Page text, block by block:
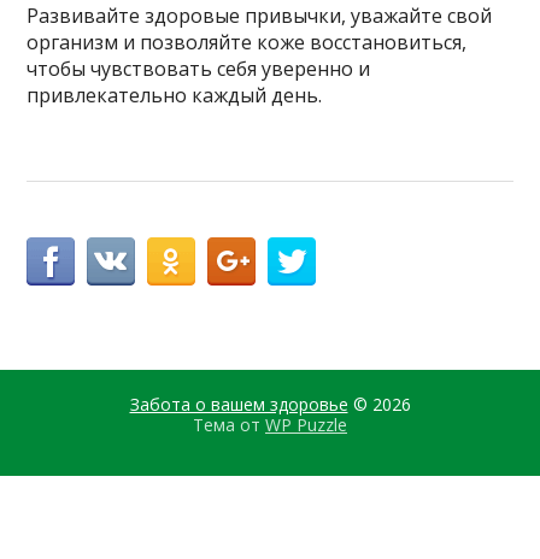
Развивайте здоровые привычки, уважайте свой
организм и позволяйте коже восстановиться,
чтобы чувствовать себя уверенно и
привлекательно каждый день.
Забота о вашем здоровье © 2026
Тема от WP Puzzle